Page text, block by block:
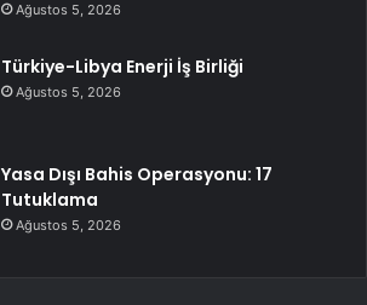
Ağustos 5, 2026
Türkiye-Libya Enerji İş Birliği
Ağustos 5, 2026
Yasa Dışı Bahis Operasyonu: 17
Tutuklama
Ağustos 5, 2026